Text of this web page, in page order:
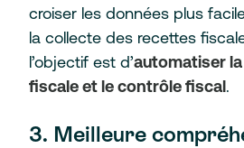
croiser les données plus
la collecte des recettes
l’objectif est d’automatiser
fiscale et le contrôle fiscal.
3. Meilleure